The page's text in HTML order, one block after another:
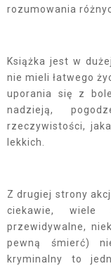
rozumowania
Książka jest w
nie mieli łatwego
uporania się z
nadzieją,
rzeczywistości,
lekkich.
Z drugiej strony
ciekawie,
przewidywalne,
pewną śmierć)
kryminalny to